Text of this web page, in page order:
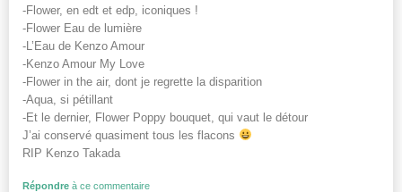
-Flower, en edt et edp, iconiques !
-Flower Eau de lumière
-L’Eau de Kenzo Amour
-Kenzo Amour My Love
-Flower in the air, dont je regrette la disparition
-Aqua, si pétillant
-Et le dernier, Flower Poppy bouquet, qui vaut le détour
J’ai conservé quasiment tous les flacons
RIP Kenzo Takada
Répondre à ce commentaire